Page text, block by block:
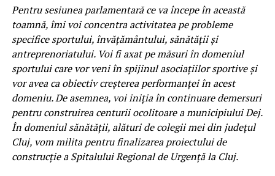
Pentru sesiunea parlamentară ce va începe în această
toamnă, îmi voi concentra activitatea pe probleme
specifice sportului, învățământului, sănătății și
antreprenoriatului. Voi fi axat pe măsuri în domeniul
sportului care vor veni în spijinul asociațiilor sportive și
vor avea ca obiectiv creșterea performanței în acest
domeniu. De asemnea, voi iniția în continuare demersuri
pentru construirea centurii ocolitoare a municipiului Dej.
În domeniul sănătății, alături de colegii mei din județul
Cluj, vom milita pentru finalizarea proiectului de
construcție a Spitalului Regional de Urgență la Cluj.